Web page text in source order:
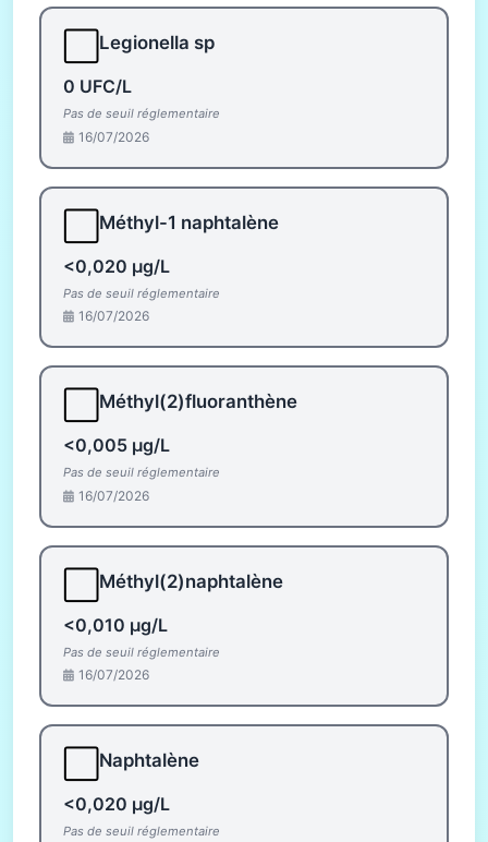
Legionella sp
0 UFC/L
Pas de seuil réglementaire
16/07/2026
Méthyl-1 naphtalène
<0,020 µg/L
Pas de seuil réglementaire
16/07/2026
Méthyl(2)fluoranthène
<0,005 µg/L
Pas de seuil réglementaire
16/07/2026
Méthyl(2)naphtalène
<0,010 µg/L
Pas de seuil réglementaire
16/07/2026
Naphtalène
<0,020 µg/L
Pas de seuil réglementaire